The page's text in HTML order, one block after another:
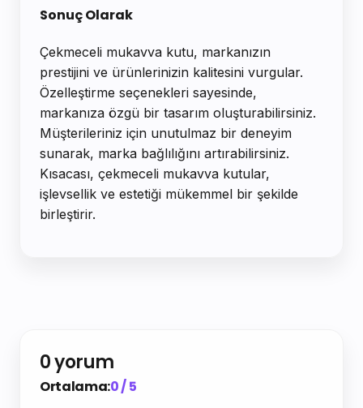
Sonuç Olarak
Çekmeceli mukavva kutu, markanızın
prestijini ve ürünlerinizin kalitesini vurgular.
Özelleştirme seçenekleri sayesinde,
markanıza özgü bir tasarım oluşturabilirsiniz.
Müşterileriniz için unutulmaz bir deneyim
sunarak, marka bağlılığını artırabilirsiniz.
Kısacası, çekmeceli mukavva kutular,
işlevsellik ve estetiği mükemmel bir şekilde
birleştirir.
0 yorum
Ortalama:0 / 5